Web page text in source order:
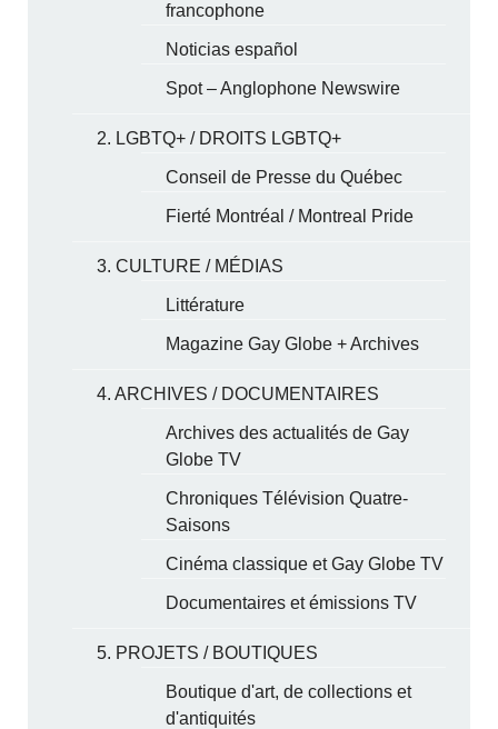
francophone
Noticias español
Spot – Anglophone Newswire
2. LGBTQ+ / DROITS LGBTQ+
Conseil de Presse du Québec
Fierté Montréal / Montreal Pride
3. CULTURE / MÉDIAS
Littérature
Magazine Gay Globe + Archives
4. ARCHIVES / DOCUMENTAIRES
Archives des actualités de Gay
Globe TV
Chroniques Télévision Quatre-
Saisons
Cinéma classique et Gay Globe TV
Documentaires et émissions TV
5. PROJETS / BOUTIQUES
Boutique d'art, de collections et
d'antiquités